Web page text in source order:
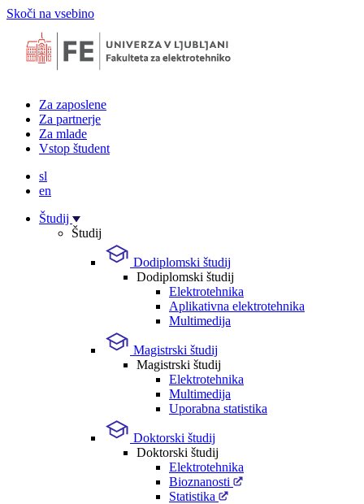
Skoči na vsebino
Za zaposlene
Za partnerje
Za mlade
Vstop študent
sl
en
Študij
Študij
Dodiplomski študij
Dodiplomski študij
Elektrotehnika
Aplikativna elektrotehnika
Multimedija
Magistrski študij
Magistrski študij
Elektrotehnika
Multimedija
Uporabna statistika
Doktorski študij
Doktorski študij
Elektrotehnika
Bioznanosti
Statistika